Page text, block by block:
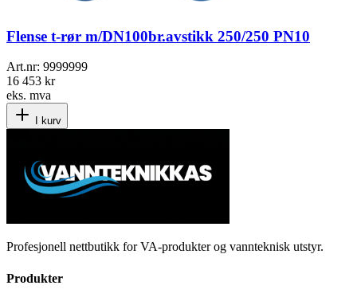
Flense t-rør m/DN100br.avstikk 250/250 PN10
Art.nr: 9999999
16 453 kr
eks. mva
I kurv
Profesjonell nettbutikk for VA-produkter og vannteknisk utstyr.
Produkter